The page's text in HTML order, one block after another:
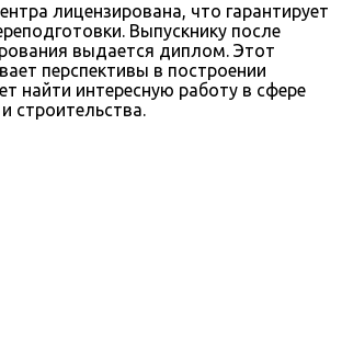
лицензирована, что гарантирует
Выпускнику после
выдается диплом. Этот
перспективы в построении
найти интересную работу в сфере
строительства.